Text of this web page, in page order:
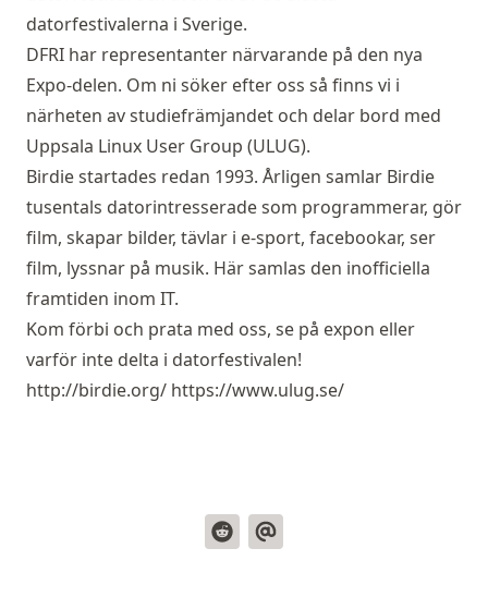
datorfestivalerna i Sverige.
DFRI har representanter närvarande på den nya
Expo-delen. Om ni söker efter oss så finns vi i
närheten av studiefrämjandet och delar bord med
Uppsala Linux User Group (ULUG).
Birdie startades redan 1993. Årligen samlar Birdie
tusentals datorintresserade som programmerar, gör
film, skapar bilder, tävlar i e-sport, facebookar, ser
film, lyssnar på musik. Här samlas den inofficiella
framtiden inom IT.
Kom förbi och prata med oss, se på expon eller
varför inte delta i datorfestivalen!
http://birdie.org/ https://www.ulug.se/